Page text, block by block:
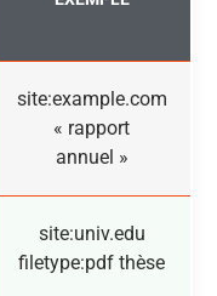
site:example.com
« rapport
annuel »
site:univ.edu
filetype:pdf thèse